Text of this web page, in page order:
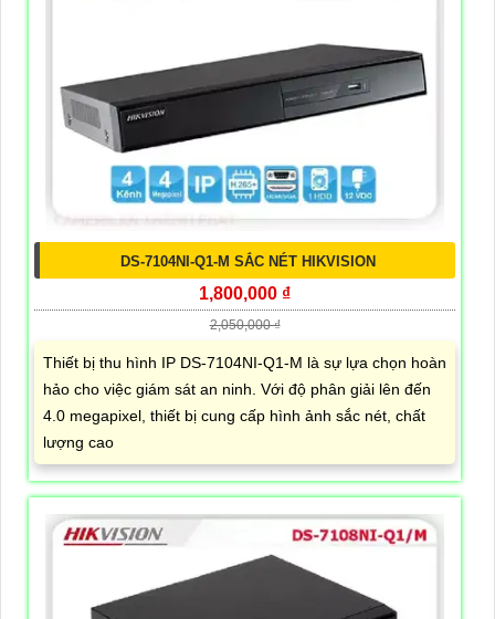
DS-7104NI-Q1-M SẮC NÉT HIKVISION
1,800,000 ₫
2,050,000 ₫
Thiết bị thu hình IP DS-7104NI-Q1-M là sự lựa chọn hoàn
hảo cho việc giám sát an ninh. Với độ phân giải lên đến
4.0 megapixel, thiết bị cung cấp hình ảnh sắc nét, chất
lượng cao